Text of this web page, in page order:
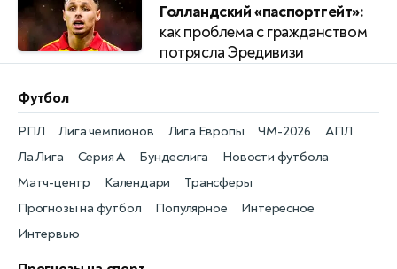
Голландский «паспортгейт»:
как проблема с гражданством
потрясла Эредивизи
Футбол
Новости футбола
РПЛ
Матч-центр
Лига чемпионов
Календари
Лига Европы
Трансферы
ЧМ-2026
Прогнозы на футбол
АПЛ
Популярное
Ла Лига
Интересное
Серия А
Интервью
Бундеслига